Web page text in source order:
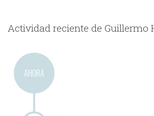
Actividad reciente de Guillermo
AHORA